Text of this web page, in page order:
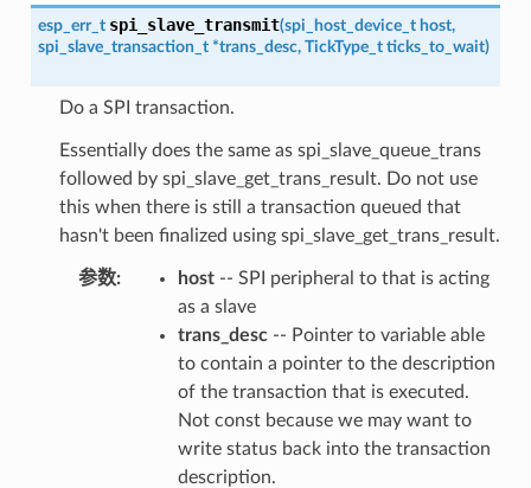
esp_err_t spi_slave_transmit(spi_host_device_t host,
spi_slave_transaction_t *trans_desc, TickType_t ticks_to_wait)
Do a SPI transaction.
Essentially does the same as spi_slave_queue_trans
followed by spi_slave_get_trans_result. Do not use
this when there is still a transaction queued that
hasn't been finalized using spi_slave_get_trans_result.
参数 host-- SPI peripheral to that is acting
as a slave
trans_desc-- Pointer to variable able
to contain a pointer to the description
of the transaction that is executed.
Not const because we may want to
write status back into the transaction
description.